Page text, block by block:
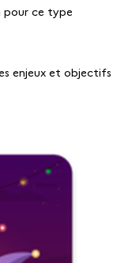
pour ce type
enjeux et objectifs